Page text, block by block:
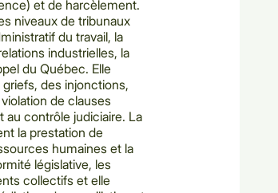
et de harcèlement.
niveaux de tribunaux
du travail, la
industrielles, la
du Québec. Elle
des injonctions,
de clauses
au contrôle judiciaire. La
la prestation de
humaines et la
législative, les
collectifs et elle